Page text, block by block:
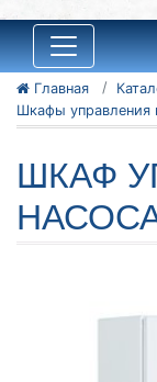
Главная
ШКАФ